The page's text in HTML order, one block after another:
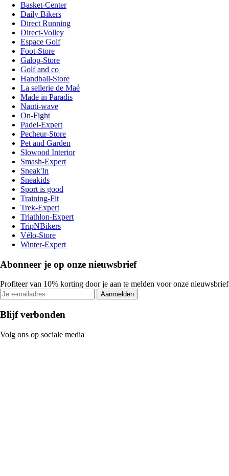
Basket-Center
Daily Bikers
Direct Running
Direct-Volley
Espace Golf
Foot-Store
Galop-Store
Golf and co
Handball-Store
La sellerie de Maé
Made in Paradis
Nauti-wave
On-Fight
Padel-Expert
Pecheur-Store
Pet and Garden
Slowood Interior
Smash-Expert
Sneak'In
Sneakids
Sport is good
Training-Fit
Trek-Expert
Triathlon-Expert
TripNBikers
Vélo-Store
Winter-Expert
Abonneer je op onze nieuwsbrief
Profiteer van 10% korting door je aan te melden voor onze nieuwsbrief
Aanmelden
Blijf verbonden
Volg ons op sociale media